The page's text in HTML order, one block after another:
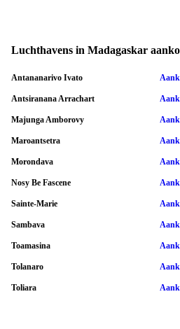
Luchthavens in Madagaskar
Antananarivo Ivato
Antsiranana Arrachart
Majunga Amborovy
Maroantsetra
Morondava
Nosy Be Fascene
Sainte-Marie
Sambava
Toamasina
Tolanaro
Toliara